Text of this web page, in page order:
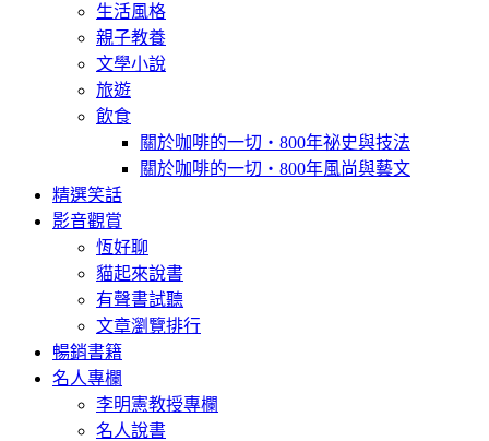
生活風格
親子教養
文學小說
旅遊
飲食
關於咖啡的一切‧800年祕史與技法
關於咖啡的一切‧800年風尚與藝文
精選笑話
影音觀賞
恆好聊
貓起來說書
有聲書試聽
文章瀏覽排行
暢銷書籍
名人專欄
李明憲教授專欄
名人說書